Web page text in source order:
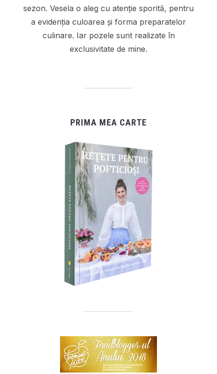
sezon. Vesela o aleg cu atenție sporită, pentru
a evidenția culoarea și forma preparatelor
culinare. Iar pozele sunt realizate în
exclusivitate de mine.
PRIMA MEA CARTE